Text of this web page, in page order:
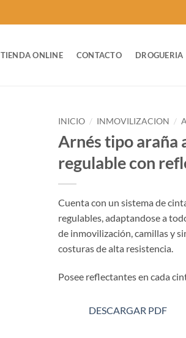
TIENDA ONLINE CONTACTO DROGUERIA
INICIO / INMOVILIZACION /
Arnés tipo araña
regulable con
Cuenta con un sistema de
regulables, adaptandose a
de inmovilización, camillas y
costuras de alta resistencia.
Posee reflectantes en cada
DESCARGAR PDF